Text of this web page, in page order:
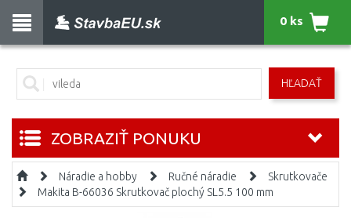
HĽADAŤ
0 ks
ZOBRAZIŤ PONUKU
Náradie a hobby Ručné náradie
Skrutkovače
Makita B-66036 Skrutkovač plochý SL5.5 100 mm